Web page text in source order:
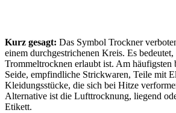
Kurz gesagt: Das Symbol Trockner
einem durchgestrichenen Kreis. Es bedeutet,
Trommeltrocknen erlaubt ist. Am häufigsten
Seide, empfindliche Strickwaren, Teile mit
Kleidungsstücke, die sich bei Hitze
Alternative ist die Lufttrocknung, liegend
Etikett.